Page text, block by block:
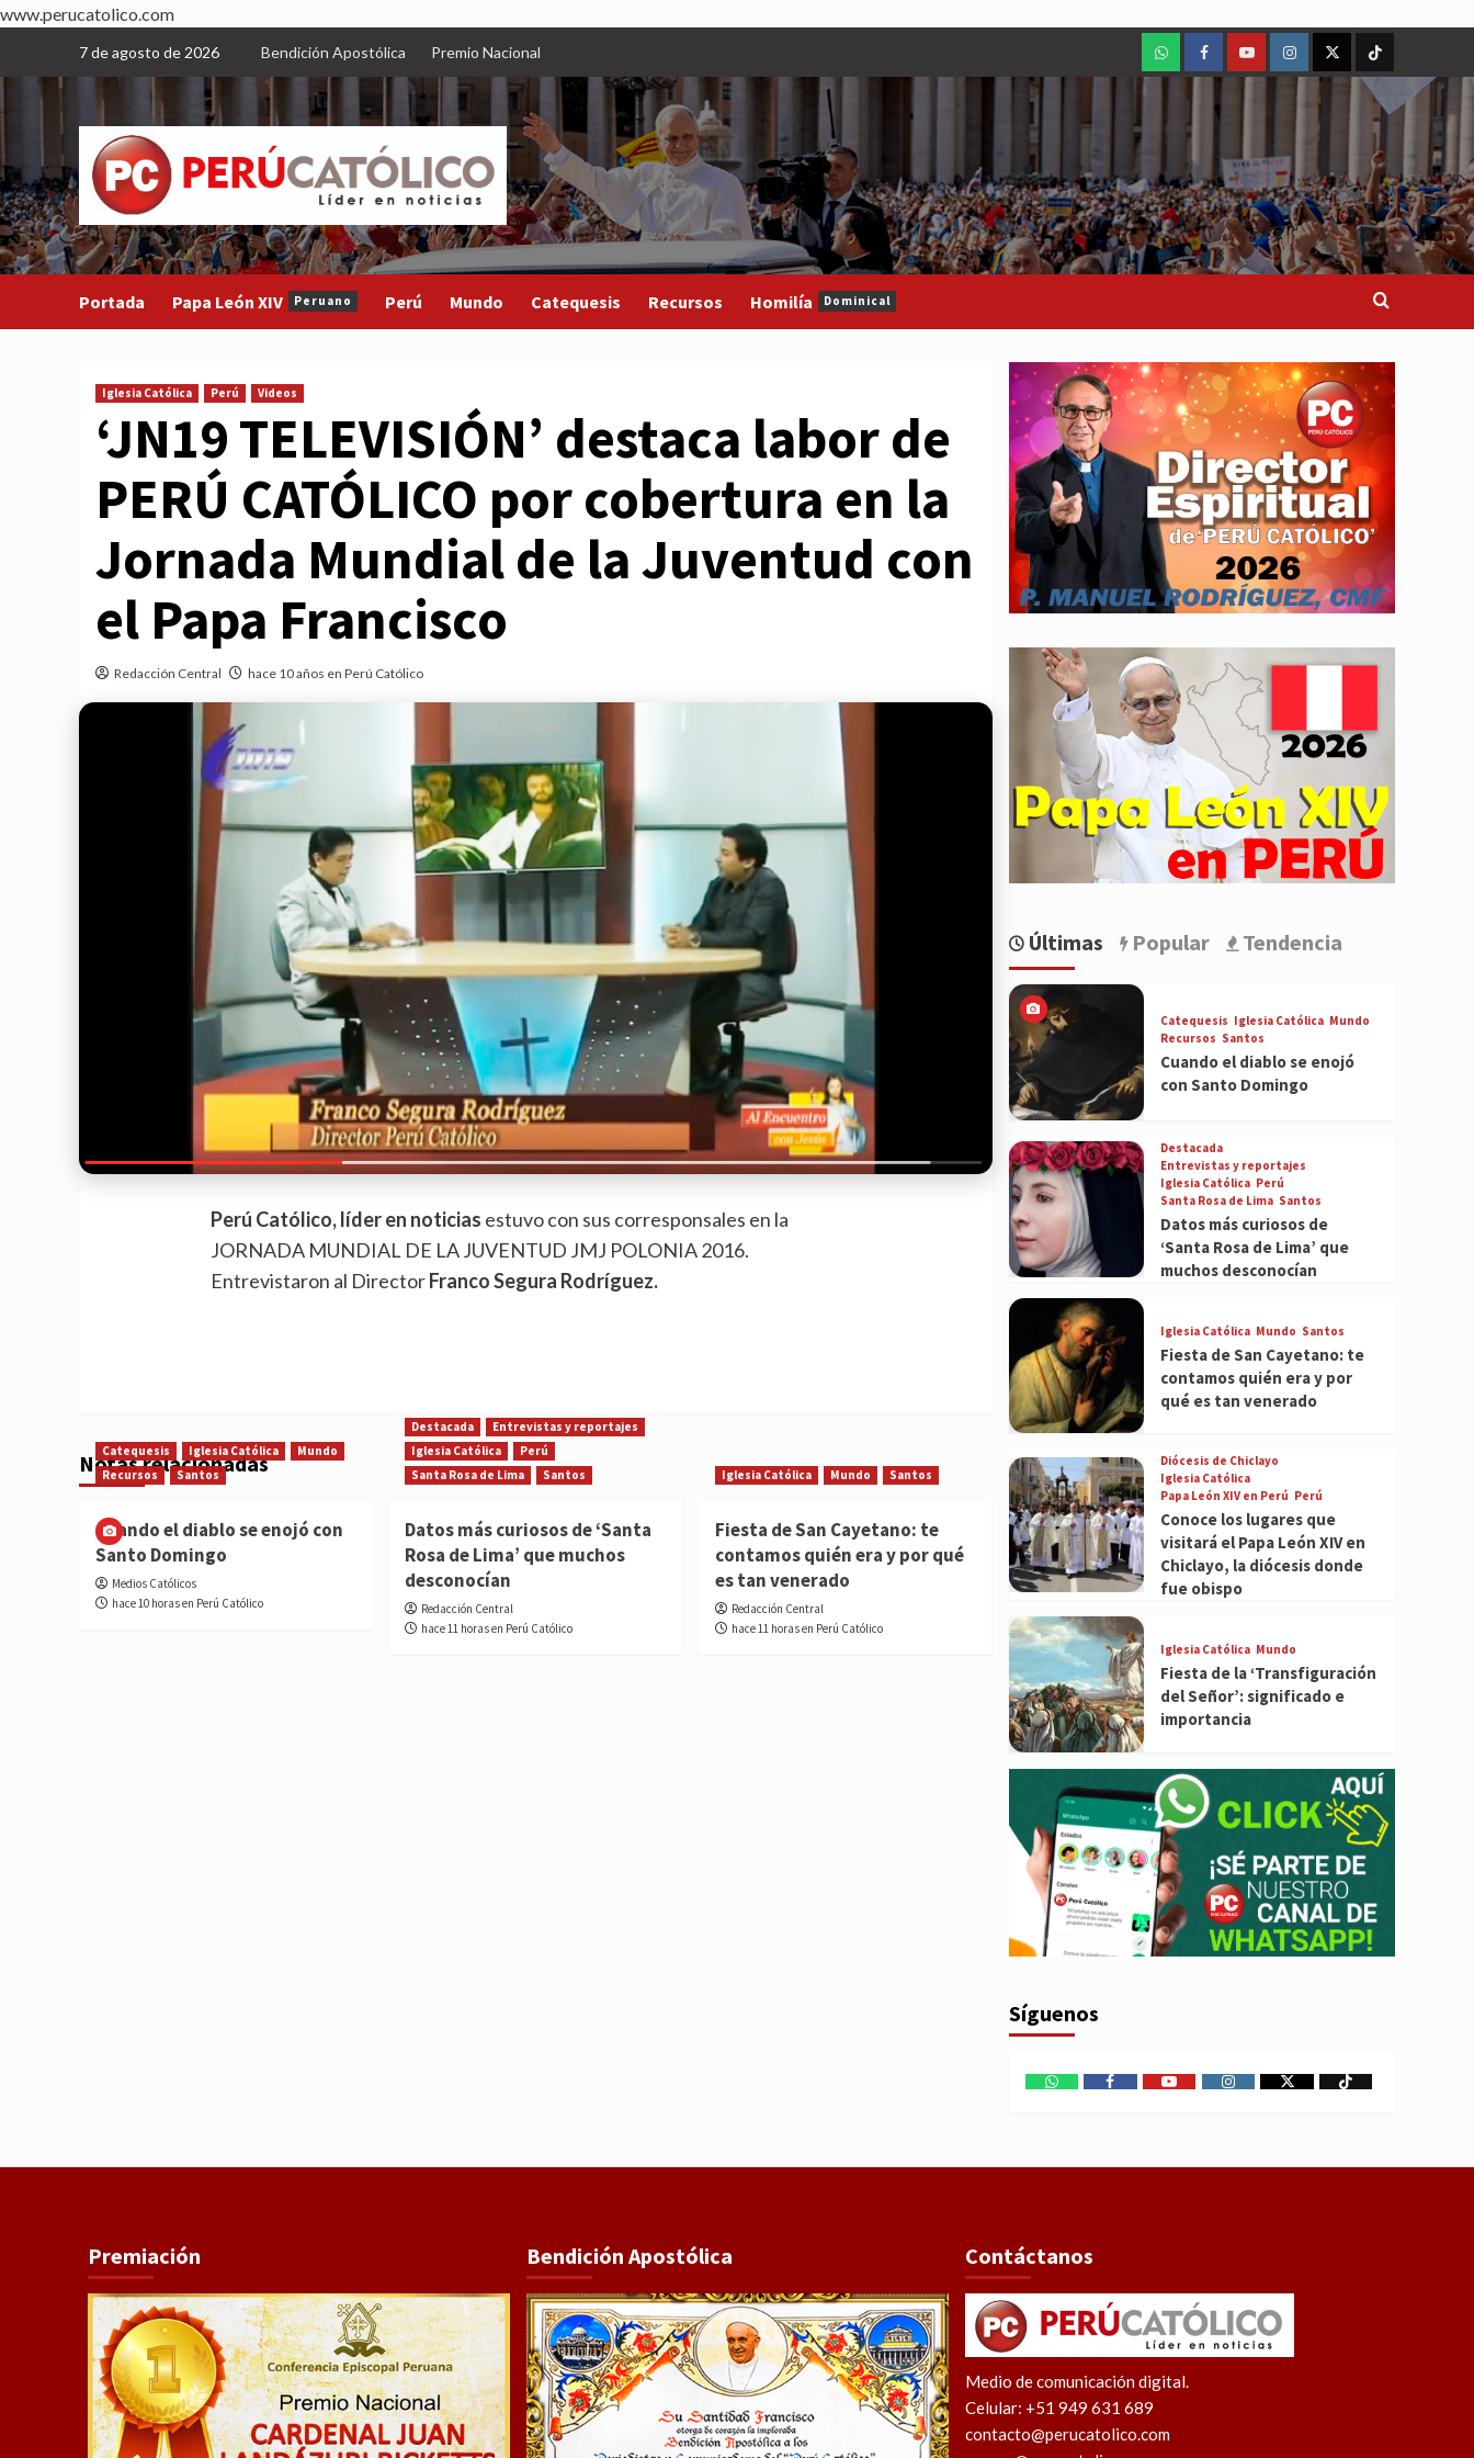
www.perucatolico.com
content
7 de agosto de 2026 Bendición Apostólica Premio Nacional
WhatsAppFacebookYoutubeInstagram
X TikTok
Portada Papa León XIV Peruano Perú Mundo Catequesis Recursos Homilía Dominical
Iglesia Católica Perú Videos
‘JN19 TELEVISIÓN’ destaca labor de
PERÚ CATÓLICO por cobertura en la
Jornada Mundial de la Juventud con
el Papa Francisco
Redacción Central hace 10 años en Perú Católico
Perú Católico, líder en noticias estuvo con sus corresponsales en la
JORNADA MUNDIAL DE LA JUVENTUD JMJ POLONIA 2016.
Entrevistaron al DirectorFranco Segura Rodríguez.
Notas relacionadas
Catequesis Iglesia Católica
Mundo
Recursos
Santos
Cuando el diablo se enojó con
Santo Domingo
Medios Católicos
hace 10 horas en Perú Católico
Destacada
Entrevistas y reportajes
Iglesia Católica
Perú
Santa Rosa de Lima
Santos
Datos más curiosos de ‘Santa
Rosa de Lima’ que muchos
desconocían
Redacción Central
hace 11 horas en Perú Católico
Iglesia Católica Mundo Santos
Fiesta de San Cayetano: te
contamos quién era y por qué
es tan venerado
Redacción Central
hace 11 horas en Perú Católico
Últimas Popular Tendencia
Catequesis Iglesia Católica Mundo
Recursos Santos
Cuando el diablo se enojó
con Santo Domingo
Destacada
Entrevistas y reportajes
Iglesia Católica Perú
Santa Rosa de Lima Santos
Datos más curiosos de
‘Santa Rosa de Lima’ que
muchos desconocían
Iglesia Católica Mundo Santos
Fiesta de San Cayetano: te
contamos quién era y por
qué es tan venerado
Diócesis de Chiclayo
Iglesia Católica
Papa León XIV en Perú Perú
Conoce los lugares que
visitará el Papa León XIV en
Chiclayo, la diócesis donde
fue obispo
Iglesia Católica Mundo
Fiesta de la ‘Transfiguración
del Señor’: significado e
importancia
Síguenos
WhatsAppFacebookYoutubeInstagram
X TikTok
Premiación Bendición Apostólica Contáctanos
Medio de comunicación digital.
Celular: +51 949 631 689
contacto@perucatolico.com